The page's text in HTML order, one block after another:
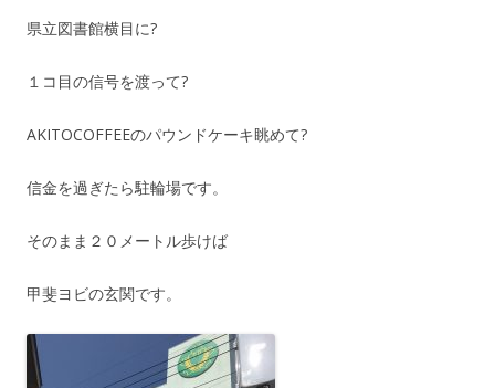
県立図書館横目に?
１コ目の信号を渡って?
AKITOCOFFEEのパウンドケーキ眺めて?
信金を過ぎたら駐輪場です。
そのまま２０メートル歩けば
甲斐ヨビの玄関です。